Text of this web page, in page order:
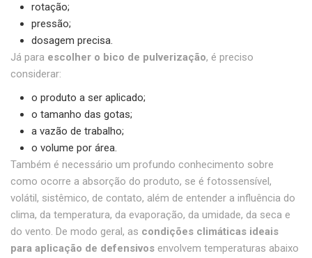
rotação;
pressão;
dosagem precisa.
Já para escolher o bico de pulverização, é preciso
considerar:
o produto a ser aplicado;
o tamanho das gotas;
a vazão de trabalho;
o volume por área.
Também é necessário um profundo conhecimento sobre
como ocorre a absorção do produto, se é fotossensível,
volátil, sistêmico, de contato, além de entender a influência do
clima, da temperatura, da evaporação, da umidade, da seca e
do vento. De modo geral, as condições climáticas ideais
para aplicação de defensivos envolvem temperaturas abaixo